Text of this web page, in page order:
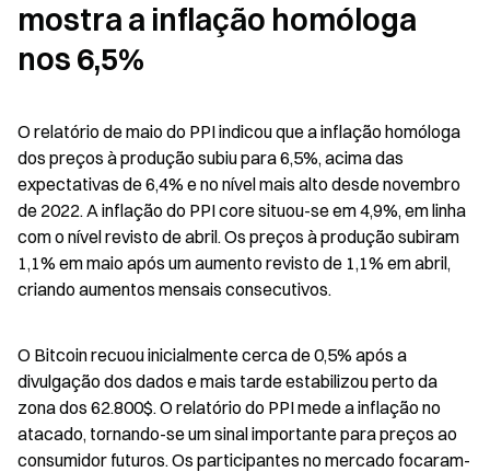
mostra a inflação homóloga
nos 6,5%
O relatório de maio do PPI indicou que a inflação homóloga
dos preços à produção subiu para 6,5%, acima das
expectativas de 6,4% e no nível mais alto desde novembro
de 2022. A inflação do PPI core situou-se em 4,9%, em linha
com o nível revisto de abril. Os preços à produção subiram
1,1% em maio após um aumento revisto de 1,1% em abril,
criando aumentos mensais consecutivos.
O Bitcoin recuou inicialmente cerca de 0,5% após a
divulgação dos dados e mais tarde estabilizou perto da
zona dos 62.800$. O relatório do PPI mede a inflação no
atacado, tornando-se um sinal importante para preços ao
consumidor futuros. Os participantes no mercado focaram-